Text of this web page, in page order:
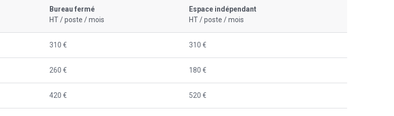
Bureau fermé
HT / poste / mois
Espace indépendant
HT / poste / mois
310 € 310 €
260 € 180 €
420 € 520 €